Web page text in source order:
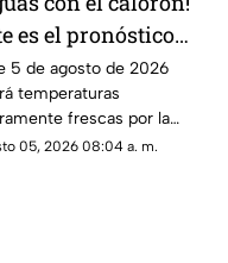
es el pronóstico
clima en
hoy 4
5 de agosto de 2026
temperaturas
frescas por la
y calor en el día; el
05, 2026 08:04 a. m.